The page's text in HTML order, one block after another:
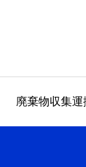
廃棄物収集